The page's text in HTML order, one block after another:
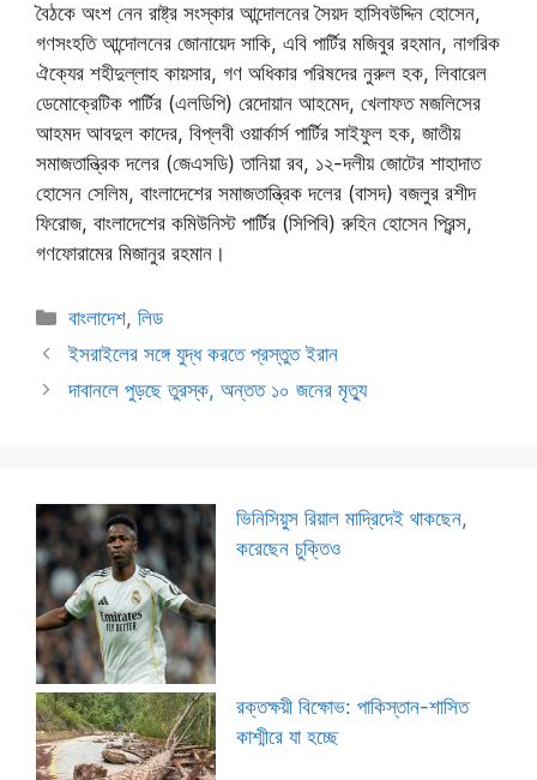
বৈঠকে অংশ নেন রাষ্ট্র সংস্কার আন্দোলনের সৈয়দ হাসিবউদ্দিন হোসেন,
গণসংহতি আন্দোলনের জোনায়েদ সাকি, এবি পার্টির মজিবুর রহমান, নাগরিক
ঐক্যের শহীদুল্লাহ কায়সার, গণ অধিকার পরিষদের নুরুল হক, লিবারেল
ডেমোক্রেটিক পার্টির (এলডিপি) রেদোয়ান আহমেদ, খেলাফত মজলিসের
আহমদ আবদুল কাদের, বিপ্লবী ওয়ার্কার্স পার্টির সাইফুল হক, জাতীয়
সমাজতান্ত্রিক দলের (জেএসডি) তানিয়া রব, ১২-দলীয় জোটের শাহাদাত
হোসেন সেলিম, বাংলাদেশের সমাজতান্ত্রিক দলের (বাসদ) বজলুর রশীদ
ফিরোজ, বাংলাদেশের কমিউনিস্ট পার্টির (সিপিবি) রুহিন হোসেন প্রিন্স,
গণফোরামের মিজানুর রহমান।
Categories
বাংলাদেশ,লিড
ইসরাইলের সঙ্গে যুদ্ধ করতে প্রস্তুত ইরান
দাবানলে পুড়ছে তুরস্ক, অন্তত ১০ জনের মৃত্যু
ভিনিসিয়ুস রিয়াল মাদ্রিদেই থাকছেন,
করেছেন চুক্তিও
রক্তক্ষয়ী বিক্ষোভ: পাকিস্তান-শাসিত
কাশ্মীরে যা হচ্ছে